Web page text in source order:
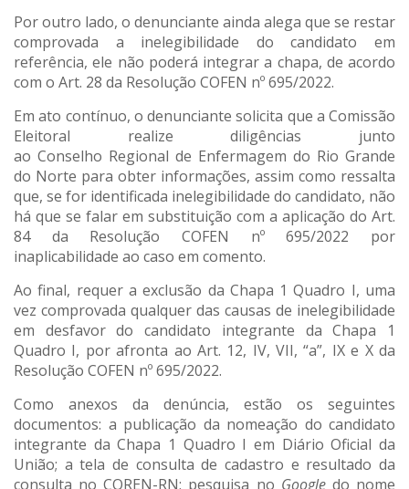
Por outro lado, o denunciante ainda alega que se restar
comprovada a inelegibilidade do candidato em
referência, ele não poderá integrar a chapa, de acordo
com o Art. 28 da Resolução COFEN nº 695/2022.
Em ato contínuo, o denunciante solicita que a Comissão
Eleitoral realize diligências junto
ao Conselho Regional de Enfermagem do Rio Grande
do Norte para obter informações, assim como ressalta
que, se for identificada inelegibilidade do candidato, não
há que se falar em substituição com a aplicação do Art.
84 da Resolução COFEN nº 695/2022 por
inaplicabilidade ao caso em comento.
Ao final, requer a exclusão da Chapa 1 Quadro I, uma
vez comprovada qualquer das causas de inelegibilidade
em desfavor do candidato integrante da Chapa 1
Quadro I, por afronta ao Art. 12, IV, VII, “a”, IX e X da
Resolução COFEN nº 695/2022.
Como anexos da denúncia, estão os seguintes
documentos: a publicação da nomeação do candidato
integrante da Chapa 1 Quadro I em Diário Oficial da
União; a tela de consulta de cadastro e resultado da
consulta no COREN-RN; pesquisa no Googledo nome